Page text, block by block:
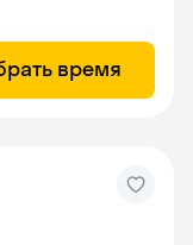
время